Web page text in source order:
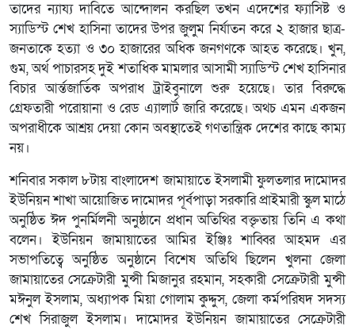
তাদের ন্যায্য দাবিতে আন্দোলন করছিল তখন এদেশের ফ্যাসিষ্ট ও
স্যাডিস্ট শেখ হাসিনা তাদের উপর জুলুম নির্যাতন করে ২ হাজার ছাত্র-
জনতাকে হত্যা ও ৩০ হাজারের অধিক জনগণকে আহত করেছে। খুন,
গুম, অর্থ পাচারসহ দুই শতাধিক মামলার আসামী স্যাডিস্ট শেখ হাসিনার
বিচার আর্ন্তজার্তিক অপরাধ ট্রাইবুনালে শুরু হয়েছে। তার বিরুদ্ধে
গ্রেফতারী পরোয়ানা ও রেড এ্যালার্ট জারি করেছে। অথচ এমন একজন
অপরাধীকে আশ্রয় দেয়া কোন অবস্থাতেই গণতান্ত্রিক দেশের কাছে কাম্য
নয়।
শনিবার সকাল ৮টায় বাংলাদেশ জামায়াতে ইসলামী ফুলতলার দামোদর
ইউনিয়ন শাখা আয়োজিত দামোদর পূর্বপাড়া সরকারি প্রাইমারী স্কুল মাঠে
অনুষ্ঠিত ঈদ পুনর্মিলনী অনুষ্ঠানে প্রধান অতিথির বক্তৃতায় তিনি এ কথা
বলেন। ইউনিয়ন জামায়াতের আমির ইঞ্জিঃ শাব্বির আহমদ এর
সভাপতিত্বে অনুষ্ঠিত অনুষ্ঠানে বিশেষ অতিথি ছিলেন খুলনা জেলা
জামায়াতের সেক্রেটারী মুন্সী মিজানুর রহমান, সহকারী সেক্রেটারী মুন্সী
মঈনুল ইসলাম, অধ্যাপক মিয়া গোলাম কুদ্দুস, জেলা কর্মপরিষদ সদস্য
শেখ সিরাজুল ইসলাম। দামোদর ইউনিয়ন জামায়াতের সেক্রেটারী